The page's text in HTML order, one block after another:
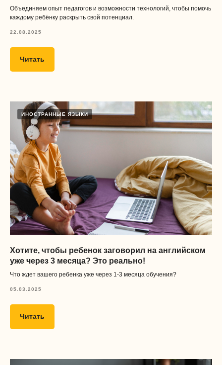
Объединяем опыт педагогов и возможности технологий, чтобы помочь
каждому ребёнку раскрыть свой потенциал.
22.08.2025
Читать
ИНОСТРАННЫЕ ЯЗЫКИ
Хотите, чтобы ребенок заговорил на английском
уже через 3 месяца? Это реально!
Что ждет вашего ребенка уже через 1-3 месяца обучения?
05.03.2025
Читать